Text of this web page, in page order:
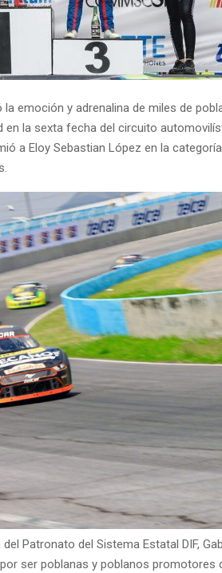
emoción y adrenalina de miles de
la sexta fecha del circuito
a Eloy Sebastian López en la
Patronato del Sistema Estatal DIF,
ser poblanas y poblanos promotores